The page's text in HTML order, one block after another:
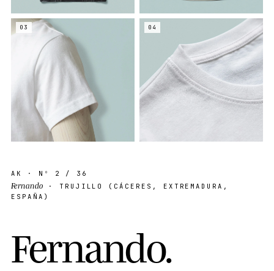
03 04
AK · Nº 2 / 36
Fernando · TRUJILLO (CÁCERES, EXTREMADURA,
ESPAÑA)
Fernando.